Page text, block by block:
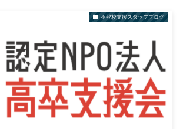
不登校支援スタッフブログ